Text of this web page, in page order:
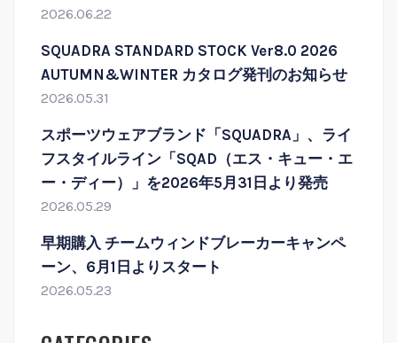
2026.06.22
SQUADRA STANDARD STOCK Ver8.0 2026
AUTUMN&WINTER カタログ発刊のお知らせ
2026.05.31
スポーツウェアブランド「SQUADRA」、ライ
フスタイルライン「SQAD（エス・キュー・エ
ー・ディー）」を2026年5月31日より発売
2026.05.29
早期購入 チームウィンドブレーカーキャンペ
ーン、6月1日よりスタート
2026.05.23